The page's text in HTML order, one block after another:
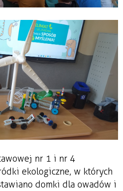
nr 1 i nr 4
ekologiczne, w których
domki dla owadów i